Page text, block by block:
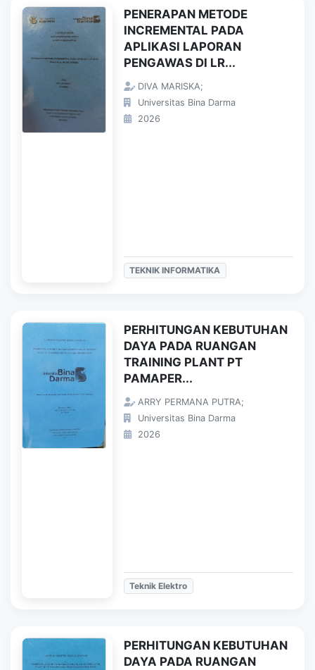
PENERAPAN METODE
INCREMENTAL PADA
APLIKASI LAPORAN
PENGAWAS DI LR...
DIVA MARISKA;
Universitas Bina Darma
2026
TEKNIK INFORMATIKA
PERHITUNGAN KEBUTUHAN
DAYA PADA RUANGAN
TRAINING PLANT PT
PAMAPER...
ARRY PERMANA PUTRA;
Universitas Bina Darma
2026
Teknik Elektro
PERHITUNGAN KEBUTUHAN
DAYA PADA RUANGAN